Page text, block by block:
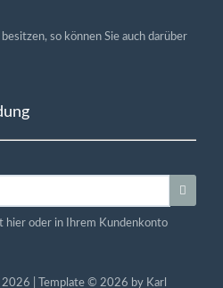
so können Sie auch darüber
hier oder in Ihrem Kundenkonto
| Template © 2026 by Karl